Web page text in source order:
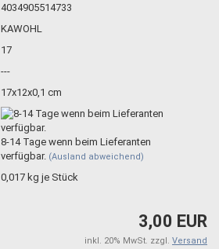
4034905514733
KAWOHL
17
---
17x12x0,1 cm
8-14 Tage wenn beim Lieferanten
verfügbar. (Ausland abweichend)
0,017 kg je Stück
3,00 EUR
inkl. 20% MwSt. zzgl. Versand